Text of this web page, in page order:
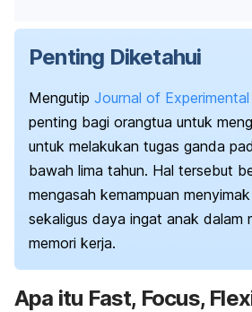
Penting Diketahui
Mengutip Journal of
penting bagi orangtua untuk
untuk melakukan tugas ganda
bawah lima tahun. Hal tersebut
mengasah kemampuan
sekaligus daya ingat anak dalam
memori kerja.
Apa itu Fast, Focus,